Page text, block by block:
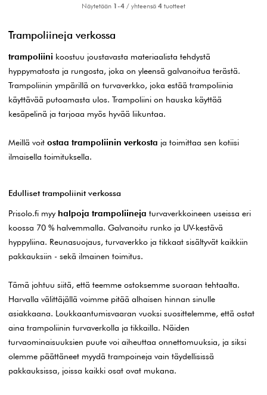
Näytetään 1-4 / yhteensä 4 tuotteet
Trampoliineja verkossa
trampoliini koostuu joustavasta materiaalista tehdystä
hyppymatosta ja rungosta, joka on yleensä galvanoitua terästä.
Trampoliinin ympärillä on turvaverkko, joka estää trampoliinia
käyttävää putoamasta ulos. Trampoliini on hauska käyttää
kesäpelinä ja tarjoaa myös hyvää liikuntaa.
Meillä voit ostaa trampoliinin verkosta ja toimittaa sen kotiisi
ilmaisella toimituksella.
Edulliset trampoliinit verkossa
Prisolo.fi myy halpoja trampoliineja turvaverkkoineen useissa eri
koossa 70 % halvemmalla. Galvanoitu runko ja UV-kestävä
hyppyliina. Reunasuojaus, turvaverkko ja tikkaat sisältyvät kaikkiin
pakkauksiin - sekä ilmainen toimitus.
Tämä johtuu siitä, että teemme ostoksemme suoraan tehtaalta.
Harvalla välittäjällä voimme pitää alhaisen hinnan sinulle
asiakkaana. Loukkaantumisvaaran vuoksi suosittelemme, että ostat
aina trampoliinin turvaverkolla ja tikkailla. Näiden
turvaominaisuuksien puute voi aiheuttaa onnettomuuksia, ja siksi
olemme päättäneet myydä trampoineja vain täydellisissä
pakkauksissa, joissa kaikki osat ovat mukana.